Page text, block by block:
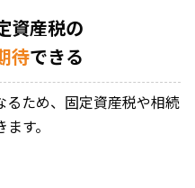
資産税の
待できる
るため、固定資産税や相続
す。